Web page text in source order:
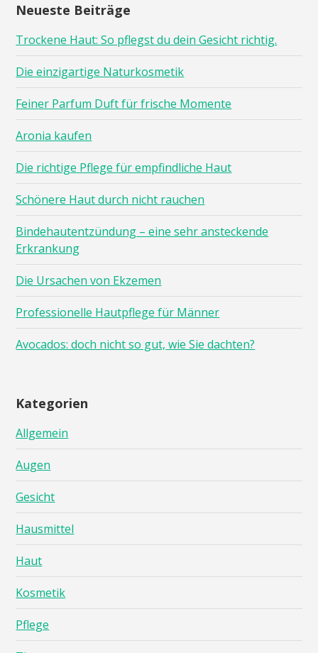
Neueste Beiträge
Trockene Haut: So pflegst du dein Gesicht richtig.
Die einzigartige Naturkosmetik
Feiner Parfum Duft für frische Momente
Aronia kaufen
Die richtige Pflege für empfindliche Haut
Schönere Haut durch nicht rauchen
Bindehautentzündung – eine sehr ansteckende
Erkrankung
Die Ursachen von Ekzemen
Professionelle Hautpflege für Männer
Avocados: doch nicht so gut, wie Sie dachten?
Kategorien
Allgemein
Augen
Gesicht
Hausmittel
Haut
Kosmetik
Pflege